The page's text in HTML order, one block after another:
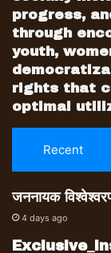
progress,
through
youth,
rights that
optimal
Recent
जननायक
4 days ago